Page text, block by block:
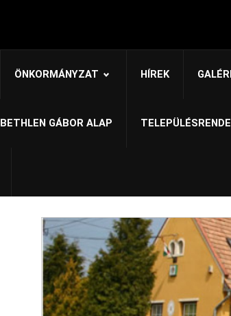
ÖNKORMÁNYZAT HÍREK
BETHLEN GÁBOR ALAP